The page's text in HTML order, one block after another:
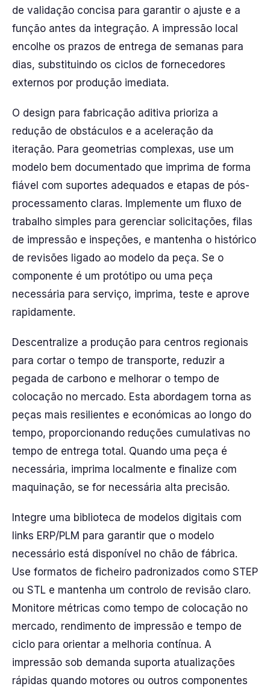
de validação concisa para garantir o ajuste e a
função antes da integração. A impressão local
encolhe os prazos de entrega de semanas para
dias, substituindo os ciclos de fornecedores
externos por produção imediata.
O design para fabricação aditiva prioriza a
redução de obstáculos e a aceleração da
iteração. Para geometrias complexas, use um
modelo bem documentado que imprima de forma
fiável com suportes adequados e etapas de pós-
processamento claras. Implemente um fluxo de
trabalho simples para gerenciar solicitações, filas
de impressão e inspeções, e mantenha o histórico
de revisões ligado ao modelo da peça. Se o
componente é um protótipo ou uma peça
necessária para serviço, imprima, teste e aprove
rapidamente.
Descentralize a produção para centros regionais
para cortar o tempo de transporte, reduzir a
pegada de carbono e melhorar o tempo de
colocação no mercado. Esta abordagem torna as
peças mais resilientes e económicas ao longo do
tempo, proporcionando reduções cumulativas no
tempo de entrega total. Quando uma peça é
necessária, imprima localmente e finalize com
maquinação, se for necessária alta precisão.
Integre uma biblioteca de modelos digitais com
links ERP/PLM para garantir que o modelo
necessário está disponível no chão de fábrica.
Use formatos de ficheiro padronizados como STEP
ou STL e mantenha um controlo de revisão claro.
Monitore métricas como tempo de colocação no
mercado, rendimento de impressão e tempo de
ciclo para orientar a melhoria contínua. A
impressão sob demanda suporta atualizações
rápidas quando motores ou outros componentes